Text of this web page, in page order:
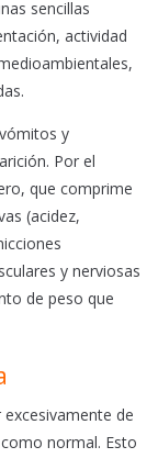
sencillas
actividad
y
Por el
que comprime
(acidez,
y nerviosas
de peso que
de
normal. Esto